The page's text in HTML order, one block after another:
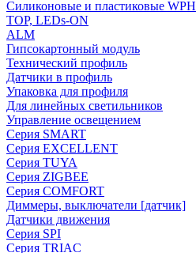
Силиконовые и пластиковые WPH
TOP, LEDs-ON
ALM
Гипсокартонный модуль
Технический профиль
Датчики в профиль
Упаковка для профиля
Для линейных светильников
Управление освещением
Серия SMART
Серия EXCELLENT
Серия TUYA
Серия ZIGBEE
Серия COMFORT
Диммеры, выключатели [датчик]
Датчики движения
Серия SPI
Серия TRIAC